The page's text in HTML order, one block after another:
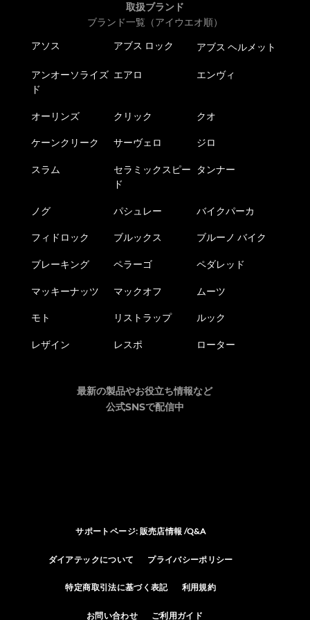
取扱ブランド
ブランド一覧（アイウエオ順）
アソス アブス ロック アブス ヘルメット
アンオーソライズ
ド
エアロ エンヴィ
オーリンズ クリック クオ
ケーンクリーク サーヴェロ ジロ
スラム
セラミックスピー
ド
タンナー
ノグ パシュレー バイクパーカ
フィドロック ブルックス ブルーノ バイク
ブレーキング ペラーゴ ペダレッド
マッキーナッツ マックオフ ムーツ
モト リストラップ ルック
レザイン レスポ ローター
最新の製品やお役立ち情報など
公式SNSで配信中
サポートページ: 販売店情報 /Q&A
ダイアテックについて プライバシーポリシー
特定商取引法に基づく表記 利用規約
お問い合わせ ご利用ガイド